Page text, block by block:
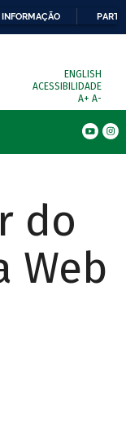
ENGLISH
ACESSIBILIDADE
A+ A-
do
Web